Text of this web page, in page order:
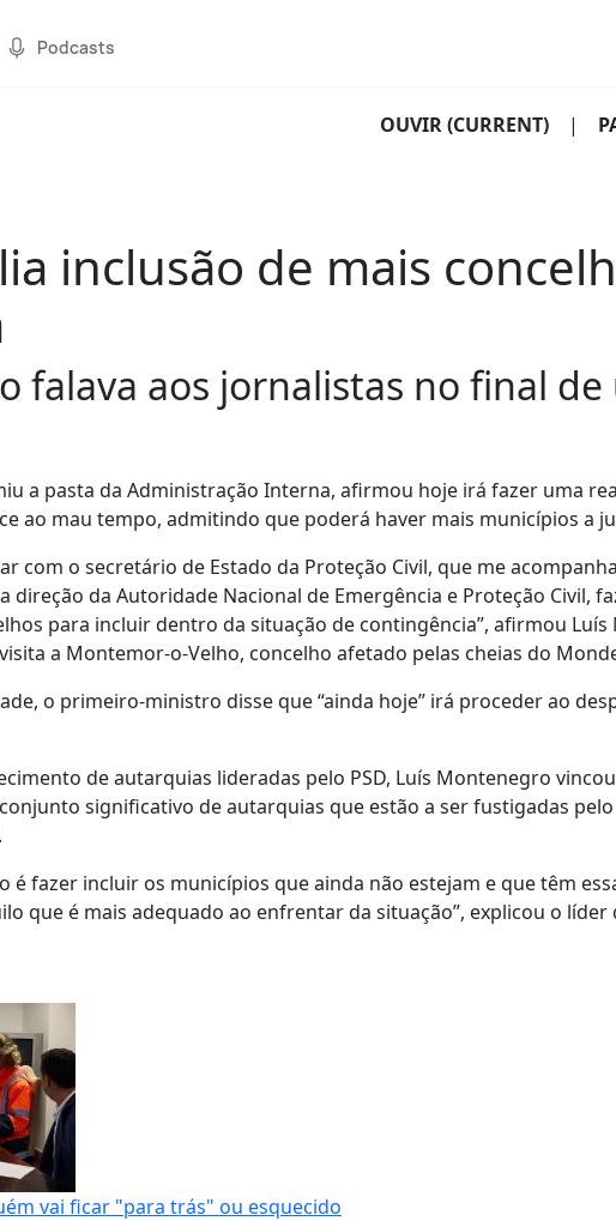
Podcasts
OUVIR(CURRENT) |
inclusão de mais
falava aos jornalistas no final
a pasta da Administração Interna, afirmou hoje irá fazer uma
ao mau tempo, admitindo que poderá haver mais municípios a
com o secretário de Estado da Proteção Civil, que me
direção da Autoridade Nacional de Emergência e Proteção Civil,
para incluir dentro da situação de contingência”, afirmou
a Montemor-o-Velho, concelho afetado pelas cheias do
o primeiro-ministro disse que “ainda hoje” irá proceder ao
de autarquias lideradas pelo PSD, Luís Montenegro
significativo de autarquias que estão a ser fustigadas
é fazer incluir os municípios que ainda não estejam e que têm
que é mais adequado ao enfrentar da situação”, explicou o líder
vai ficar "para trás" ou esquecido